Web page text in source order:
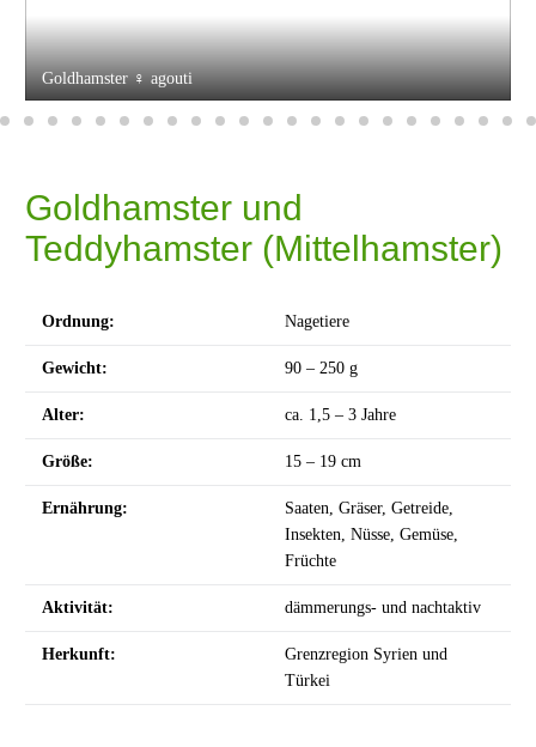
Goldhamster ♀ agouti
Goldhamster und
Teddyhamster (Mittelhamster)
Ordnung: Nagetiere
Gewicht: 90 – 250 g
Alter: ca. 1,5 – 3 Jahre
Größe: 15 – 19 cm
Ernährung:
Saaten, Gräser, Getreide,
Insekten, Nüsse, Gemüse,
Früchte
Aktivität: dämmerungs- und nachtaktiv
Herkunft:
Grenzregion Syrien und
Türkei